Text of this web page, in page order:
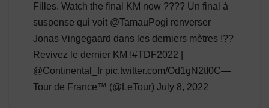
Filles. Watch the final KM now ???? Un final à
suspense qui voit @TamauPogi renverser
Jonas Vingegaard dans les derniers mètres !??
Revivez le dernier KM !#TDF2022 |
@Continental_fr pic.twitter.com/Od1gN2tI0C—
Tour de France™ (@LeTour) July 8, 2022